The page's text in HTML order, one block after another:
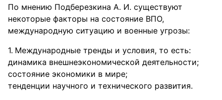
По мнению Подберезкина А. И. существуют
некоторые факторы на состояние ВПО,
международную ситуацию и военные угрозы:
Международные тренды и условия, то есть:
динамика внешнеэкономической деятельности;
состояние экономики в мире;
тенденции научного и технического развития.